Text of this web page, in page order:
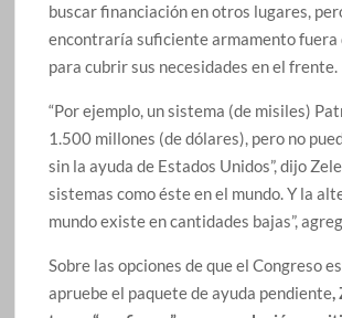
buscar financiación en otros lugares,
encontraría suficiente armamento fuera
para cubrir sus necesidades en el frente.
“Por ejemplo, un sistema (de misiles)
1.500 millones (de dólares), pero no
sin la ayuda de Estados Unidos”, dijo
sistemas como éste en el mundo. Y la
mundo existe en cantidades bajas”,
Sobre las opciones de que el Congreso
apruebe el paquete de ayuda pendiente,